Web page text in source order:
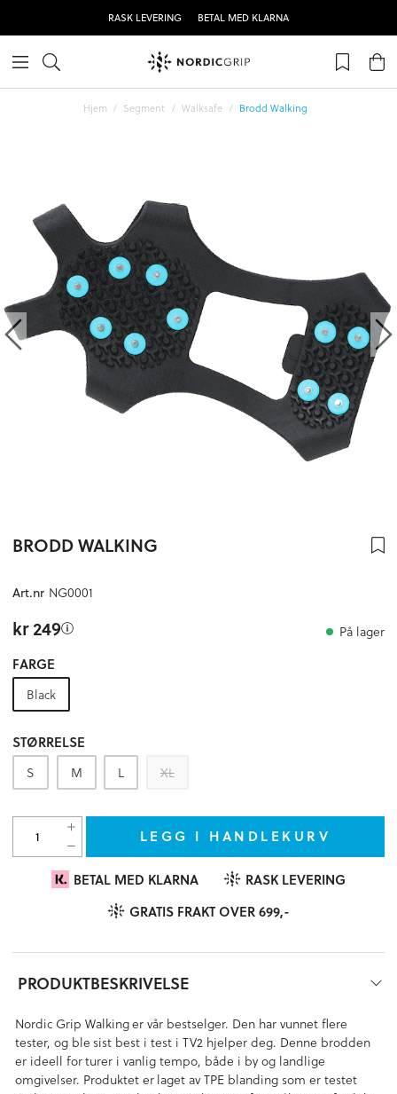
RASK LEVERING BETAL MED KLARNA
Hjem Segment Walksafe Brodd Walking
BRODD WALKING
Art.nr NG0001
kr 249 På lager
FARGE
Black
STØRRELSE
S M L XL
LEGG I HANDLEKURV
BETAL MED KLARNA
RASK LEVERING
GRATIS FRAKT OVER 699,-
PRODUKTBESKRIVELSE
Nordic Grip Walking er vår bestselger. Den har vunnet flere
tester, og ble sist best i test i TV2 hjelper deg. Denne brodden
er ideell for turer i vanlig tempo, både i by og landlige
omgivelser. Produktet er laget av TPE blanding som er testet